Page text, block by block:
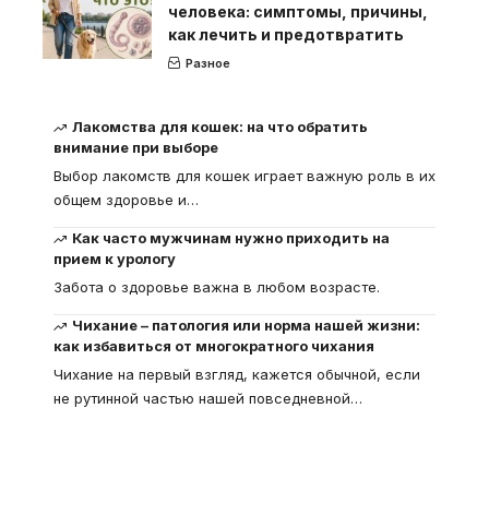
человека: симптомы, причины,
как лечить и предотвратить
Разное
Лакомства для кошек: на что обратить
внимание при выборе
Выбор лакомств для кошек играет важную роль в их
общем здоровье и…
Как часто мужчинам нужно приходить на
прием к урологу
Забота о здоровье важна в любом возрасте.
Чихание – патология или норма нашей жизни:
как избавиться от многократного чихания
Чихание на первый взгляд, кажется обычной, если
не рутинной частью нашей повседневной…